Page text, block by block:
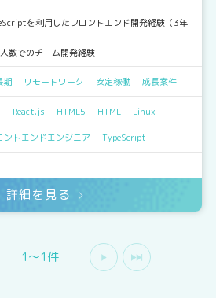
を利用したフロントエンド開発経験（3年
でのチーム開発経験
期 リモートワーク 安定稼働 成長案件
React.js HTML5 HTML Linux
ントエンドエンジニア TypeScript
詳細を見る
1〜1件